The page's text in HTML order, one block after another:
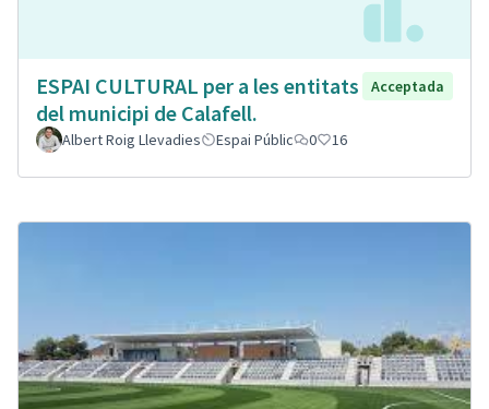
ESPAI CULTURAL per a les entitats
del municipi de Calafell.
Acceptada
Albert Roig Llevadies Espai Públic 0 16